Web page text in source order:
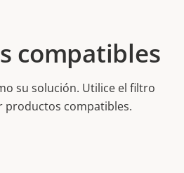
compatibles
su solución. Utilice el filtro
productos compatibles.